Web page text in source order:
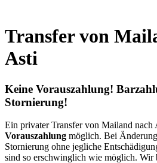
Transfer von
Asti
Keine Vorauszahlung!
Stornierung!
Ein privater Transfer von Mailand nach
Vorauszahlung möglich. Bei
Stornierung ohne jegliche
sind so erschwinglich wie möglich. Wir